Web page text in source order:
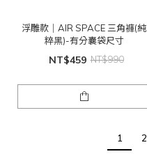
浮雕款｜AIR SPACE 三角褲(純
粹黑)-有分囊袋尺寸
NT$459 NT$990
1 2